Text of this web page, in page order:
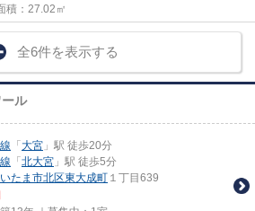
積：27.02㎡
全6件を表示する
ル
「 大宮 」駅 徒歩20分
「 北大宮 」駅 徒歩5分
たま市北区東大成町 １丁目639